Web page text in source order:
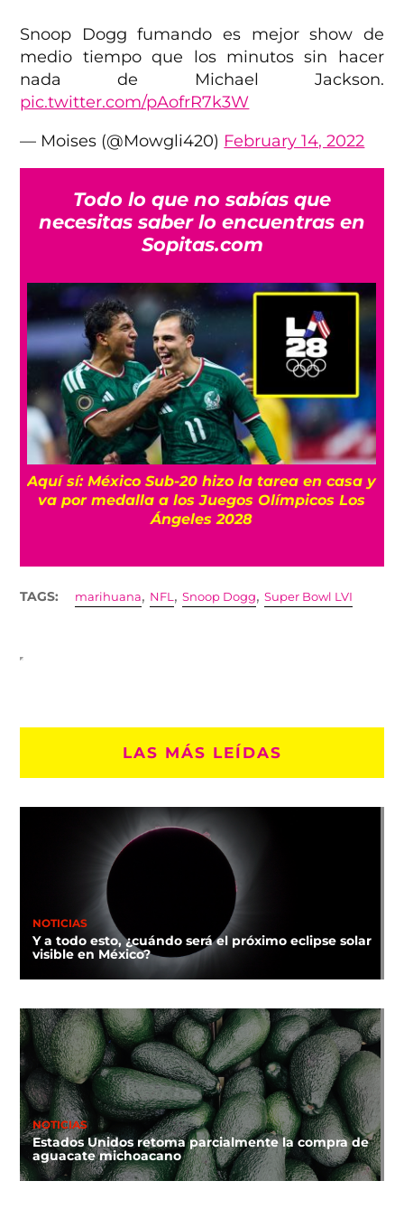
Snoop Dogg fumando es mejor show de
medio tiempo que los minutos sin hacer
nada de Michael Jackson.
pic.twitter.com/pAofrR7k3W
— Moises (@Mowgli420) February 14, 2022
Todo lo que no sabías que
necesitas saber lo encuentras en
Sopitas.com
en casa y
Los
¿A qué hora y dónde ver la
Juegos Centroamericanos
TAGS: marihuana, NFL,Snoop Dogg,Super Bowl LVI
LAS MÁS LEÍDAS
NOTICIAS
Y a todo esto, ¿cuándo será el próximo eclipse solar
visible en México?
NOTICIAS
Estados Unidos retoma parcialmente la compra de
aguacate michoacano